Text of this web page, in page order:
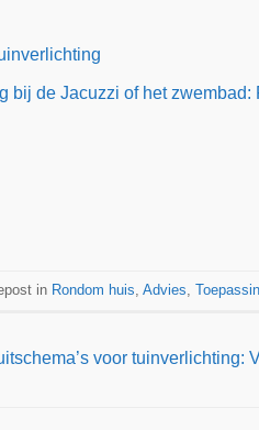
bij de Jacuzzi of het zwembad:
in Rondom huis Advies
voor tuinverlichting: